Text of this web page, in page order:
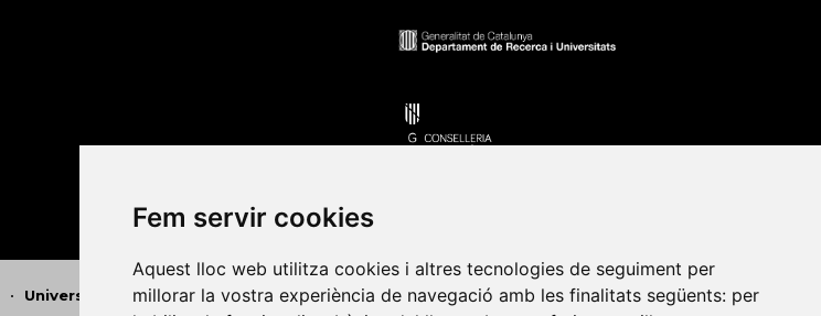
Fem servir cookies
Aquest lloc web utilitza cookies i altres tecnologies de seguiment per
millorar la vostra experiència de navegació amb les finalitats següents: per
• Universitat Autònoma de Barcelona•Universitat de Barcelona • Universitat CEU Cardenal